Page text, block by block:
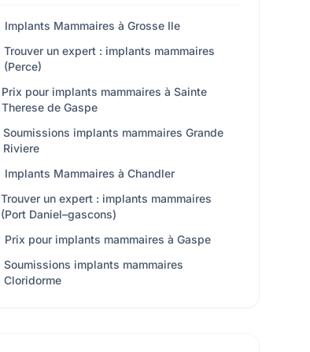
Implants Mammaires à Grosse Ile
Trouver un expert : implants mammaires
(Perce)
Prix pour implants mammaires à Sainte
Therese de Gaspe
Soumissions implants mammaires Grande
Riviere
Implants Mammaires à Chandler
Trouver un expert : implants mammaires
(Port Daniel–gascons)
Prix pour implants mammaires à Gaspe
Soumissions implants mammaires
Cloridorme